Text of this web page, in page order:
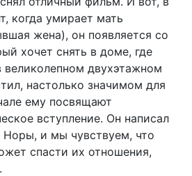
когда умирает мать
жена), он появляется со
хочет снять в доме, где
двухэтажном
настолько значимом для
ему посвящают
вступление. Он написал
Норы, и мы чувствуем, что
спасти их отношения,